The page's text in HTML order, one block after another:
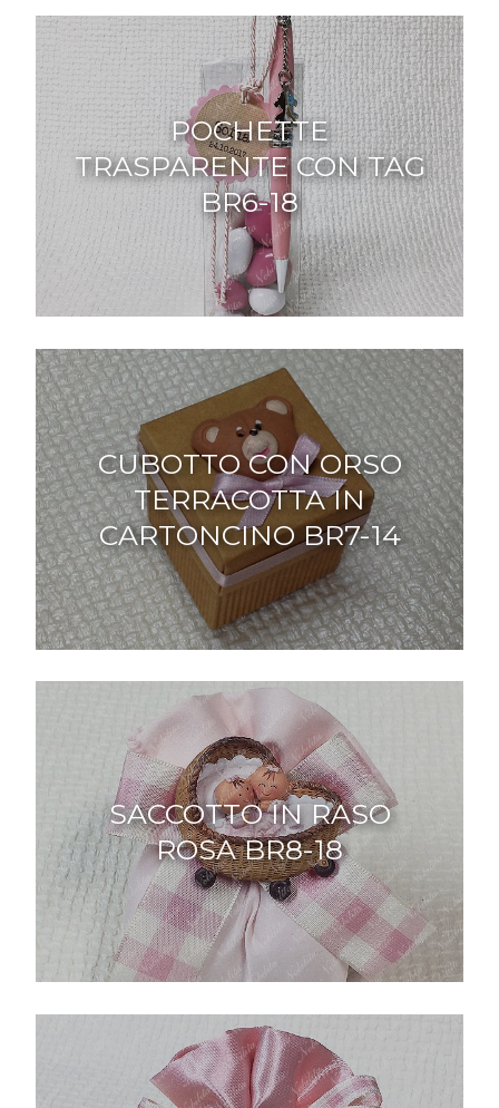
POCHETTE
TRASPARENTE CON TAG
BR6-18
CUBOTTO CON ORSO
TERRACOTTA IN
CARTONCINO BR7-14
SACCOTTO IN RASO
ROSA BR8-18